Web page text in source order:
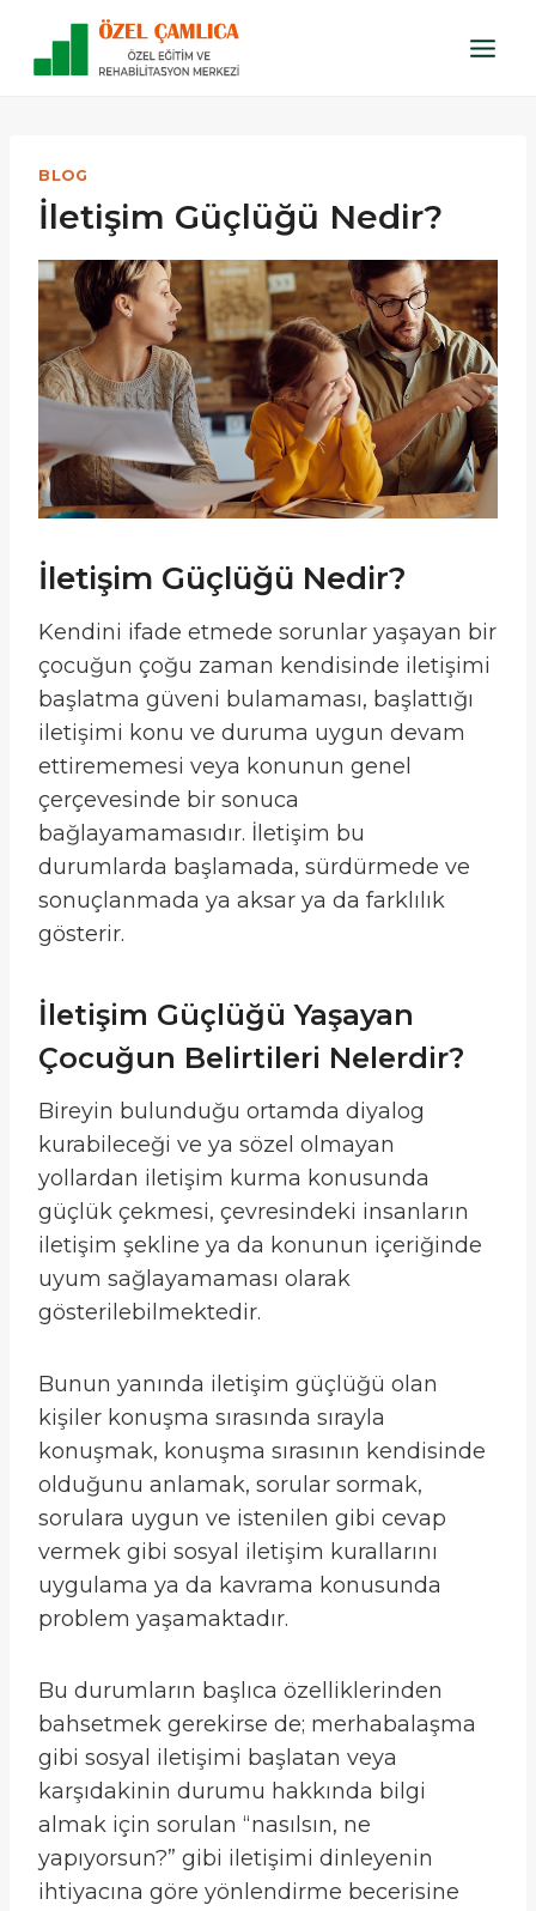
content
BLOG
İletişim Güçlüğü Nedir?
İletişim Güçlüğü Nedir?
Kendini ifade etmede sorunlar yaşayan bir
çocuğun çoğu zaman kendisinde iletişimi
başlatma güveni bulamaması, başlattığı
iletişimi konu ve duruma uygun devam
ettirememesi veya konunun genel
çerçevesinde bir sonuca
bağlayamamasıdır. İletişim bu
durumlarda başlamada, sürdürmede ve
sonuçlanmada ya aksar ya da farklılık
gösterir.
İletişim Güçlüğü Yaşayan
Çocuğun Belirtileri Nelerdir?
Bireyin bulunduğu ortamda diyalog
kurabileceği ve ya sözel olmayan
yollardan iletişim kurma konusunda
güçlük çekmesi, çevresindeki insanların
iletişim şekline ya da konunun içeriğinde
uyum sağlayamaması olarak
gösterilebilmektedir.
Bunun yanında iletişim güçlüğü olan
kişiler konuşma sırasında sırayla
konuşmak, konuşma sırasının kendisinde
olduğunu anlamak, sorular sormak,
sorulara uygun ve istenilen gibi cevap
vermek gibi sosyal iletişim kurallarını
uygulama ya da kavrama konusunda
problem yaşamaktadır.
Bu durumların başlıca özelliklerinden
bahsetmek gerekirse de; merhabalaşma
gibi sosyal iletişimi başlatan veya
karşıdakinin durumu hakkında bilgi
almak için sorulan “nasılsın, ne
yapıyorsun?” gibi iletişimi dinleyenin
ihtiyacına göre yönlendirme becerisine